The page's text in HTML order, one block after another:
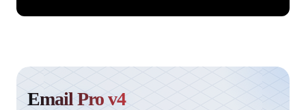
Email Pro v4